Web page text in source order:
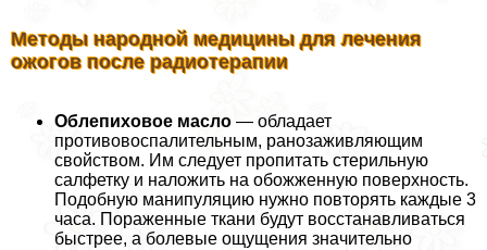
Методы народной медицины для лечения
ожогов после радиотерапии
Облепиховое масло — обладает
противовоспалительным, ранозаживляющим
свойством. Им следует пропитать стерильную
салфетку и наложить на обожженную поверхность.
Подобную манипуляцию нужно повторять каждые 3
часа. Пораженные ткани будут восстанавливаться
быстрее, а болевые ощущения значительно